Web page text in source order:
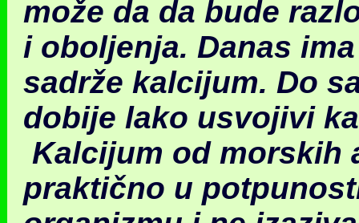
može da da bude
i oboljenja. Danas
sadrže kalcijum. Do
dobije lako usvojivi
Kalcijum od morskih
praktično u